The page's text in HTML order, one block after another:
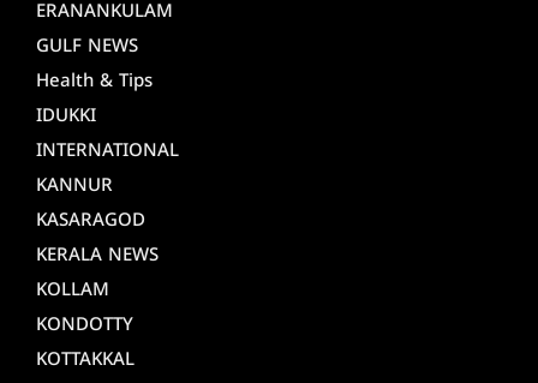
ERANANKULAM
GULF NEWS
Health & Tips
IDUKKI
INTERNATIONAL
KANNUR
KASARAGOD
KERALA NEWS
KOLLAM
KONDOTTY
KOTTAKKAL